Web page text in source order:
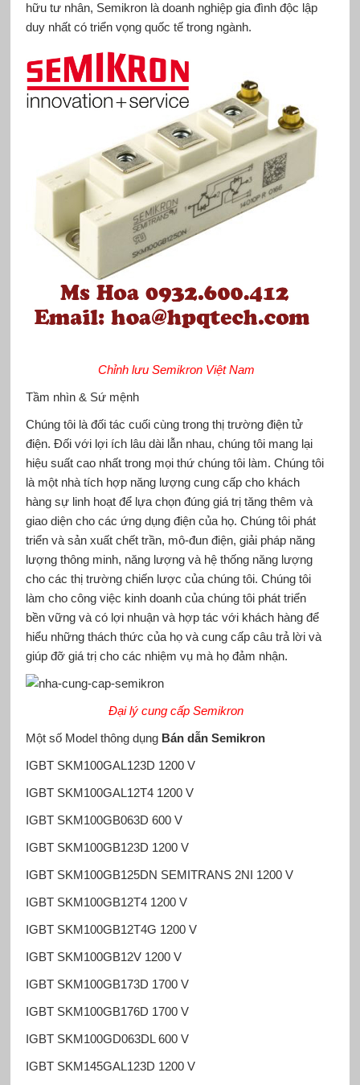
hữu tư nhân, Semikron là doanh nghiệp gia đình độc lập
duy nhất có triển vọng quốc tế trong ngành.
Chỉnh lưu Semikron Việt Nam
Tầm nhìn & Sứ mệnh
Chúng tôi là đối tác cuối cùng trong thị trường điện tử
điện. Đối với lợi ích lâu dài lẫn nhau, chúng tôi mang lại
hiệu suất cao nhất trong mọi thứ chúng tôi làm. Chúng tôi
là một nhà tích hợp năng lượng cung cấp cho khách
hàng sự linh hoạt để lựa chọn đúng giá trị tăng thêm và
giao diện cho các ứng dụng điện của họ. Chúng tôi phát
triển và sản xuất chết trần, mô-đun điện, giải pháp năng
lượng thông minh, năng lượng và hệ thống năng lượng
cho các thị trường chiến lược của chúng tôi. Chúng tôi
làm cho công việc kinh doanh của chúng tôi phát triển
bền vững và có lợi nhuận và hợp tác với khách hàng để
hiểu những thách thức của họ và cung cấp câu trả lời và
giúp đỡ giá trị cho các nhiệm vụ mà họ đảm nhận.
Đại lý cung cấp Semikron
Một số Model thông dụng Bán dẫn Semikron
IGBT SKM100GAL123D 1200 V
IGBT SKM100GAL12T4 1200 V
IGBT SKM100GB063D 600 V
IGBT SKM100GB123D 1200 V
IGBT SKM100GB125DN SEMITRANS 2NI 1200 V
IGBT SKM100GB12T4 1200 V
IGBT SKM100GB12T4G 1200 V
IGBT SKM100GB12V 1200 V
IGBT SKM100GB173D 1700 V
IGBT SKM100GB176D 1700 V
IGBT SKM100GD063DL 600 V
IGBT SKM145GAL123D 1200 V